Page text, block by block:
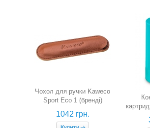
Чохол для ручки Kaweco
Sport Eco 1 (бренді)
1042 грн.
&